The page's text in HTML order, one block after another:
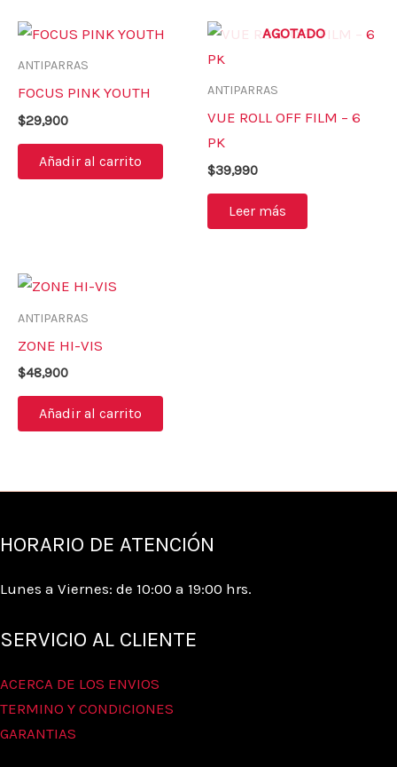
ANTIPARRAS
FOCUS PINK YOUTH
$29,900
Añadir al carrito
AGOTADO
ANTIPARRAS
VUE ROLL OFF FILM – 6
PK
$39,990
Leer más
ANTIPARRAS
ZONE HI-VIS
$48,900
Añadir al carrito
HORARIO DE ATENCIÓN
Lunes a Viernes: de 10:00 a 19:00 hrs.
SERVICIO AL CLIENTE
ACERCA DE LOS ENVIOS
TERMINO Y CONDICIONES
GARANTIAS